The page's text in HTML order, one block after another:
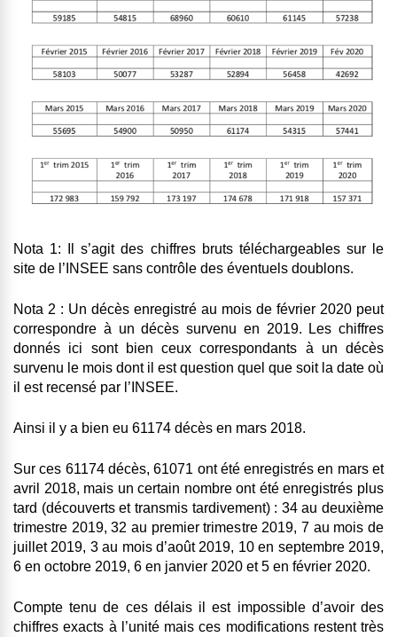
Nota 1: Il s’agit des chiffres bruts téléchargeables sur le
site de l’INSEE sans contrôle des éventuels doublons.
Nota 2 : Un décès enregistré au mois de février 2020 peut
correspondre à un décès survenu en 2019. Les chiffres
donnés ici sont bien ceux correspondants à un décès
survenu le mois dont il est question quel que soit la date où
il est recensé par l’INSEE.
Ainsi il y a bien eu 61174 décès en mars 2018.
Sur ces 61174 décès, 61071 ont été enregistrés en mars et
avril 2018, mais un certain nombre ont été enregistrés plus
tard (découverts et transmis tardivement) : 34 au deuxième
trimestre 2019, 32 au premier trimestre 2019, 7 au mois de
juillet 2019, 3 au mois d’août 2019, 10 en septembre 2019,
6 en octobre 2019, 6 en janvier 2020 et 5 en février 2020.
Compte tenu de ces délais il est impossible d’avoir des
chiffres exacts à l’unité mais ces modifications restent très